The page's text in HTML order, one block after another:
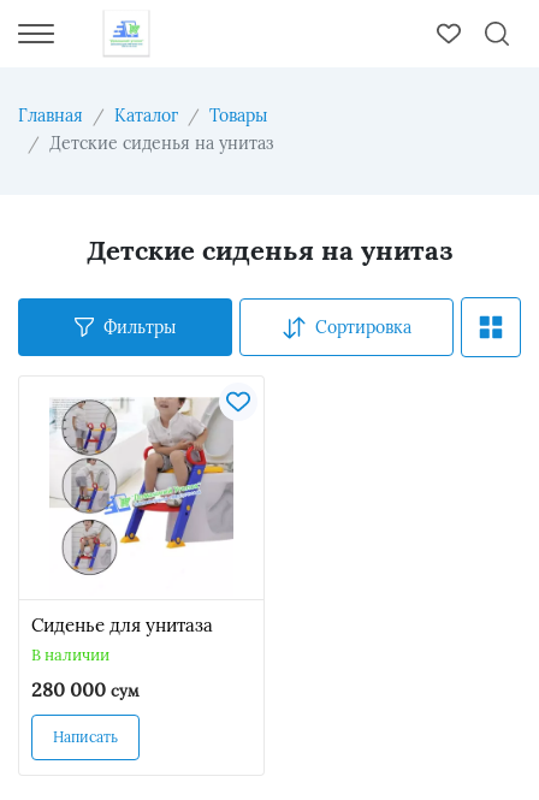
Главная Каталог
Товары
Детские сиденья на унитаз
Детские сиденья на унитаз
Фильтры Сортировка
Сиденье для унитаза
В наличии
280 000 сум
Написать